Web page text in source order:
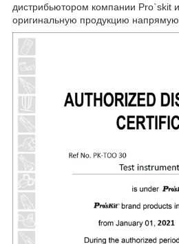
дистрибьютором компании Pro`skit
оригинальную продукцию напрямую